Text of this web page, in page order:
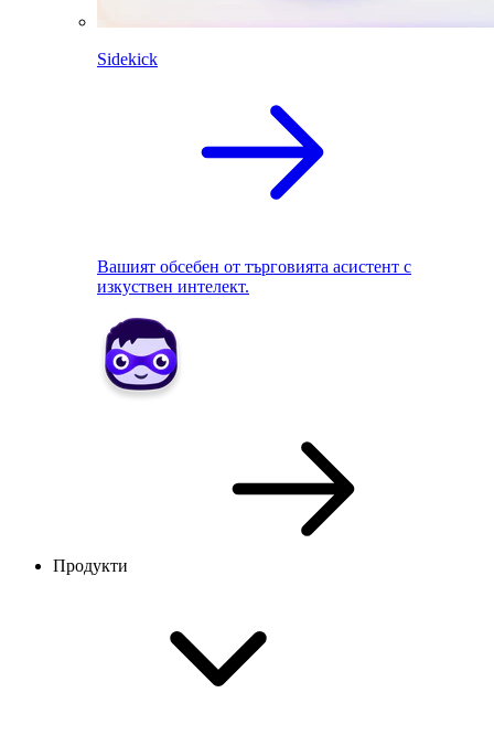
Sidekick
Вашият обсебен от търговията асистент с
изкуствен интелект.
Продукти